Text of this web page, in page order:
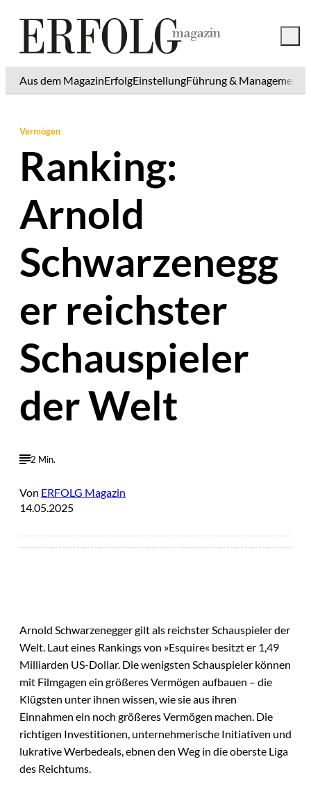
Aus dem MagazinErfolgEinstellungFührung & Management
Vermögen
Ranking:
Arnold
Schwarzenegg
er reichster
Schauspieler
der Welt
2 Min.
Von ERFOLG Magazin
14.05.2025
Arnold Schwarzenegger gilt als reichster Schauspieler der
Welt. Laut eines Rankings von »Esquire« besitzt er 1,49
Milliarden US-Dollar. Die wenigsten Schauspieler können
mit Filmgagen ein größeres Vermögen aufbauen – die
Klügsten unter ihnen wissen, wie sie aus ihren
Einnahmen ein noch größeres Vermögen machen. Die
richtigen Investitionen, unternehmerische Initiativen und
lukrative Werbedeals, ebnen den Weg in die oberste Liga
des Reichtums.